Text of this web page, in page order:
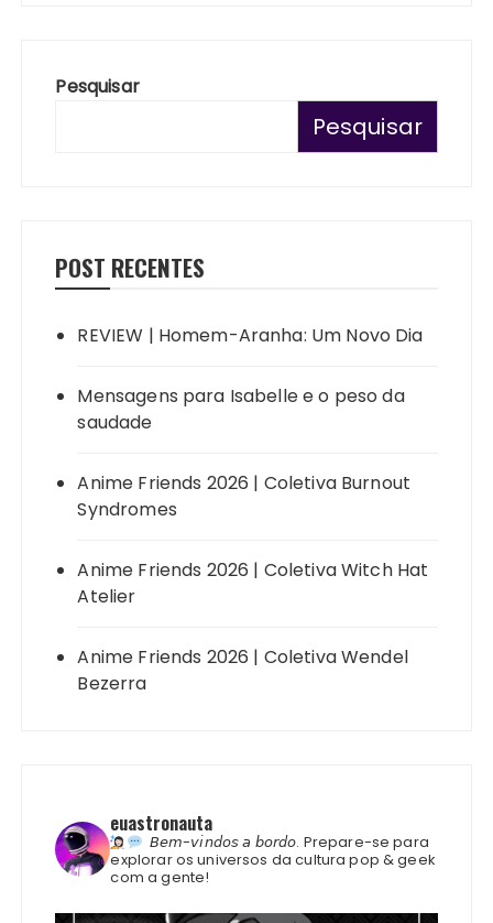
Pesquisar
Pesquisar
POST RECENTES
REVIEW | Homem-Aranha: Um Novo Dia
Mensagens para Isabelle e o peso da
saudade
Anime Friends 2026 | Coletiva Burnout
Syndromes
Anime Friends 2026 | Coletiva Witch Hat
Atelier
Anime Friends 2026 | Coletiva Wendel
Bezerra
euastronauta
𝘉𝘦𝘮-𝘷𝘪𝘯𝘥𝘰𝘴 𝘢 𝘣𝘰𝘳𝘥𝘰. Prepare-se para
explorar os universos da cultura pop & geek
com a gente!